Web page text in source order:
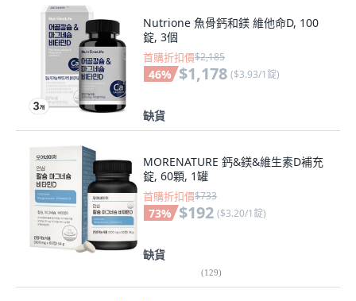
Nutrione 魚骨鈣和鎂 維他命D, 100
錠, 3個
首購折扣價$2,185
46% $1,178 ($3.93/1錠)
缺貨
MORENATURE 鈣&鎂&維生素D補充
錠, 60顆, 1罐
首購折扣價$733
73% $192 ($3.20/1錠)
缺貨
(129)